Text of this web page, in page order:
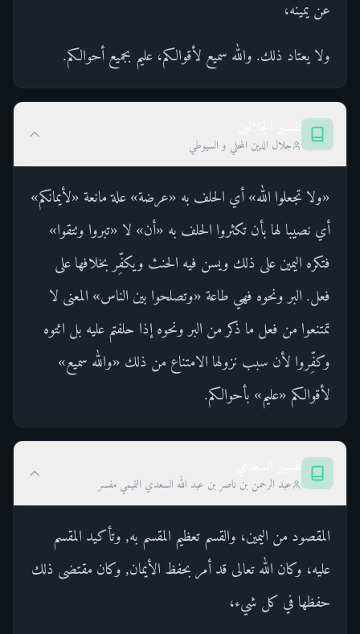
عن يمينه،
ولا يعتاد ذلك. والله سميع لأقوالكم، عليم بجميع أحوالكم.
جلال الدين المحلي و السيوطي
«ولا تجعلوا الله» أي الحلف به «عرضة» علة مانعة «لأيمانكم»
أي نصيبا لها بأن تكثروا الحلف به «أن» لا «تبروا وتتقوا»
فتكره اليمين على ذلك ويسن فيه الحنث ويكفِّر بخلافها على
فعل. البر ونحوه فهي طاعة «وتصلحوا بين الناس» المعنى لا
تمتنعوا من فعل ما ذكر من البر ونحوه إذا حلفتم عليه بل ائتوه
وكفِّروا لأن سبب نزولها الامتناع من ذلك «والله سميع»
لأقوالكم «عليم» بأحوالكم.
عبد الرحمن بن ناصر بن عبد الله السعدي التميمي مفسر
المقصود من اليمين، والقسم تعظيم المقسم به, وتأكيد المقسم
عليه، وكان الله تعالى قد أمر بحفظ الأيمان, وكان مقتضى ذلك
حفظها في كل شيء،